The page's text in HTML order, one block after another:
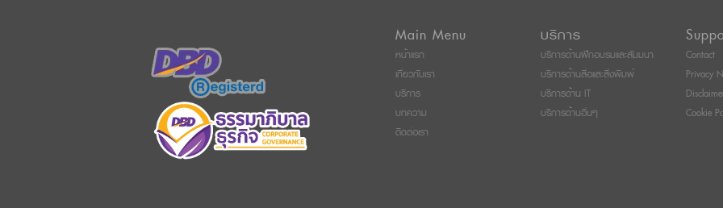
Main Menu
หน้าแรก
เกี่ยวกับเรา
บริการ
บทความ
ติดต่อเรา
บริการ
บริการด้านฝึกอบรมและสัมมนา
บริการด้านสื่อและสิ่งพิมพ์
บริการด้าน IT
บริการด้านอื่นๆ
Contact
Privacy
Cookie